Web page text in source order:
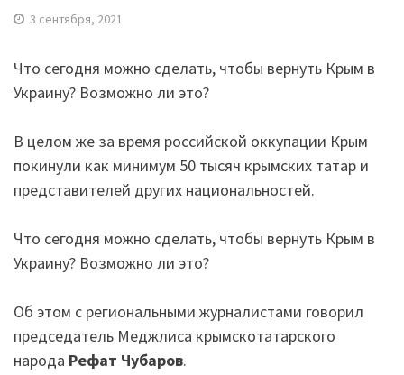
3 сентября, 2021
Что сегодня можно сделать, чтобы вернуть Крым в
Украину? Возможно ли это?
В целом же за время российской оккупации Крым
покинули как минимум 50 тысяч крымских татар и
представителей других национальностей.
Что сегодня можно сделать, чтобы вернуть Крым в
Украину? Возможно ли это?
Об этом с региональными журналистами говорил
председатель Меджлиса крымскотатарского
народа Рефат Чубаров.